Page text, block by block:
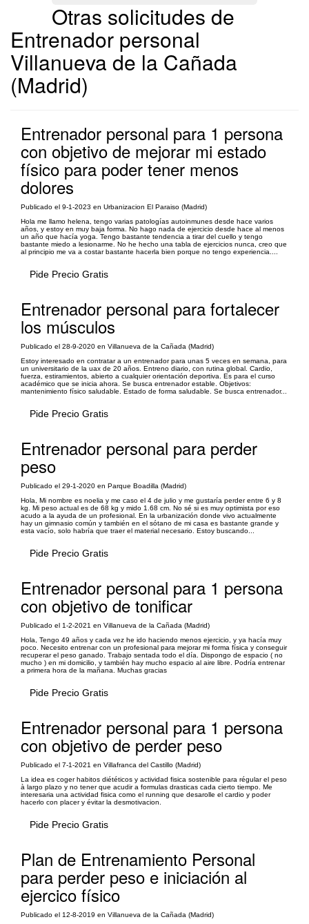
Otras solicitudes de
Entrenador personal
Villanueva de la Cañada
(Madrid)
Entrenador personal para 1 persona
con objetivo de mejorar mi estado
físico para poder tener menos
dolores
Publicado el 9-1-2023 en Urbanizacion El Paraiso (Madrid)
Hola me llamo helena, tengo varias patologías autoinmunes desde hace varios
años, y estoy en muy baja forma. No hago nada de ejercicio desde hace al menos
un año que hacía yoga. Tengo bastante tendencia a tirar del cuello y tengo
bastante miedo a lesionarme. No he hecho una tabla de ejercicios nunca, creo que
al principio me va a costar bastante hacerla bien porque no tengo experiencia....
Pide Precio Gratis
Entrenador personal para fortalecer
los músculos
Publicado el 28-9-2020 en Villanueva de la Cañada (Madrid)
Estoy interesado en contratar a un entrenador para unas 5 veces en semana, para
un universitario de la uax de 20 años. Entreno diario, con rutina global. Cardio,
fuerza, estiramientos, abierto a cualquier orientación deportiva. Es para el curso
académico que se inicia ahora. Se busca entrenador estable. Objetivos:
mantenimiento físico saludable. Estado de forma saludable. Se busca entrenador...
Pide Precio Gratis
Entrenador personal para perder
peso
Publicado el 29-1-2020 en Parque Boadilla (Madrid)
Hola, Mi nombre es noelia y me caso el 4 de julio y me gustaría perder entre 6 y 8
kg. Mi peso actual es de 68 kg y mido 1.68 cm. No sé si es muy optimista por eso
acudo a la ayuda de un profesional. En la urbanización donde vivo actualmente
hay un gimnasio común y también en el sótano de mi casa es bastante grande y
esta vacío, solo habría que traer el material necesario. Estoy buscando...
Pide Precio Gratis
Entrenador personal para 1 persona
con objetivo de tonificar
Publicado el 1-2-2021 en Villanueva de la Cañada (Madrid)
Hola, Tengo 49 años y cada vez he ido haciendo menos ejercicio, y ya hacía muy
poco. Necesito entrenar con un profesional para mejorar mi forma física y conseguir
recuperar el peso ganado. Trabajo sentada todo el día. Dispongo de espacio ( no
mucho ) en mi domicilio, y también hay mucho espacio al aire libre. Podría entrenar
a primera hora de la mañana. Muchas gracias
Pide Precio Gratis
Entrenador personal para 1 persona
con objetivo de perder peso
Publicado el 7-1-2021 en Villafranca del Castillo (Madrid)
La idea es coger habitos diététicos y actividad fisica sostenible para régular el peso
à largo plazo y no tener que acudir a formulas drasticas cada cierto tiempo. Me
interesaria una actividad fisica como el running que desarolle el cardio y poder
hacerlo con placer y évitar la desmotivacion.
Pide Precio Gratis
Plan de Entrenamiento Personal
para perder peso e iniciación al
ejercico físico
Publicado el 12-8-2019 en Villanueva de la Cañada (Madrid)